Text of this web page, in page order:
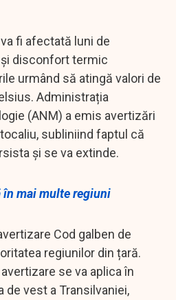
fi afectată luni de
disconfort termic
urmând să atingă valori de
Administrația
(ANM) a emis avertizări
subliniind faptul că
și se va extinde.
în mai multe regiuni
Cod galben de
regiunilor din țară.
se va aplica în
de vest a Transilvaniei,